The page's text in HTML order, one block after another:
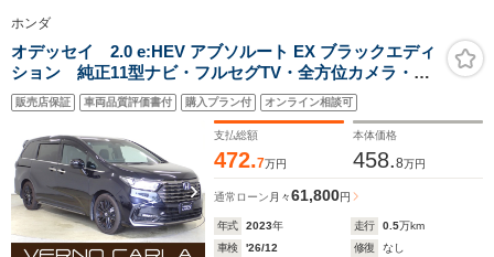
ホンダ
オデッセイ 2.0 e:HEV アブソルート EX ブラックエディ
ション 純正11型ナビ・フルセグTV・全方位カメラ・ホ
ンダセンシング・黒本革シート・両側電動スライドド
ア・シートヒーター・アダプティブクルーズコントロー
ル・レーンキープアシスト・衝突軽減ブレーキ・BSM
販売店保証 車両品質評価書付 購入プラン付 オンライン相談可
支払総額
472.7万円
本体価格
458.8万円
通常ローン 月々61,800円
年式 2023年 走行 0.5万km
車検
'26/12 修復
なし